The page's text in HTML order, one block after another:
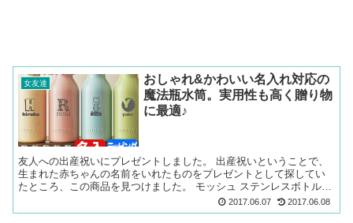
女友達
おしゃれ&かわいい名入れ対応の
魔法瓶水筒。実用性も高く贈り物
に最適♪
友人への出産祝いにプレゼントしました。 出産祝いということで、
生まれた赤ちゃんの名前をいれたものをプレゼントとして探してい
たところ、この商品を見つけました。 モッシュ ステンレスボトル
350 ml 【マイ水筒 名入れ対応 mosh! ステ...
2017.06.07 2017.06.08